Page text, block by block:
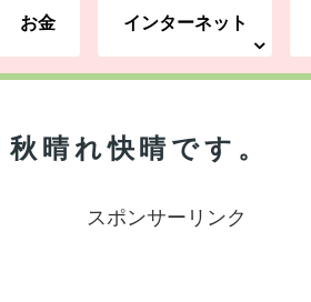
お金 インターネット
晴れ快晴です。
スポンサーリンク